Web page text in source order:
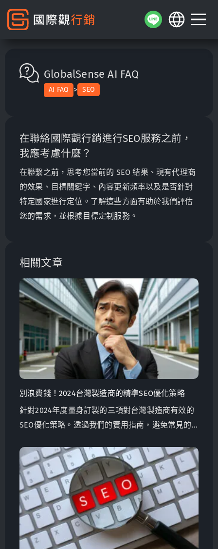
GlobalSense AI FAQ
AI FAQ > SEO
在聯絡國際觀行銷進行SEO服務之前，
我應考慮什麼？
在聯繫之前，思考您當前的 SEO 結果、現有代理商
的效果、目標關鍵字、內容更新頻率以及是否針對
特定國家進行定位。了解這些方面有助於我們評估
您的需求，並根據目標定制服務。
相關文章
別浪費錢！2024台灣製造商的精準SEO優化策略
針對2024年度量身訂製的三項對台灣製造商有效的
SEO優化策略。透過我們的實用指南，避免常見的
選擇正確的關鍵字、推動詢問涵，以及為您的需求
選擇正確的行銷公司。